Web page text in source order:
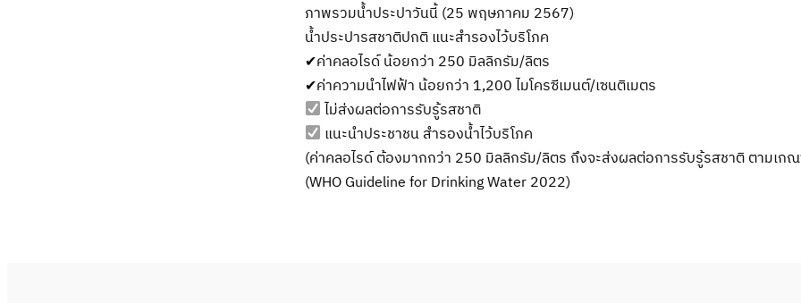
ภาพรวมน้ำประปาวันนี้ (25 พฤษภาคม 2567)
น้ำประปารสชาติปกติ แนะสำรองไว้บริโภค
✔ค่าคลอไรด์ น้อยกว่า 250 มิลลิกรัม/ลิตร
✔ค่าความนำไฟฟ้า น้อยกว่า 1,200 ไมโครซีเมนต์/เซนติเมตร
ไม่ส่งผลต่อการรับรู้รสชาติ
แนะนำประชาชน สำรองน้ำไว้บริโภค
(ค่าคลอไรด์ ต้องมากกว่า 250 มิลลิกรัม/ลิตร ถึงจะส่งผลต่อการรับรู้รสชาติ ตามเก
(WHO Guideline for Drinking Water 2022)